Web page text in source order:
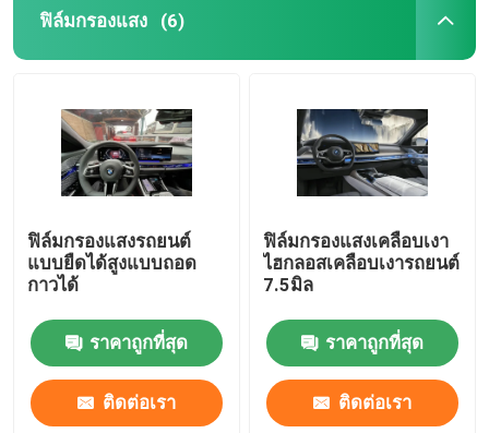
ฟิล์มกรองแสง (6)
ฟิล์มกรองแสงรถยนต์
แบบยืดได้สูงแบบถอด
กาวได้
ราคาถูกที่สุด
ติดต่อเรา
ฟิล์มกรองแสงเคลือบเงา
ไฮกลอสเคลือบเงารถยนต์
7.5มิล
ราคาถูกที่สุด
ติดต่อเรา